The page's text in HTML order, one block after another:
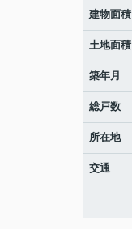
建物面積
土地面積
築年月
総戸数
所在地
交通